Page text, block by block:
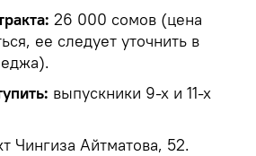
26 000 сомов (цена
ее следует уточнить в
выпускники 9-х и 11-х
Чингиза Айтматова, 52.